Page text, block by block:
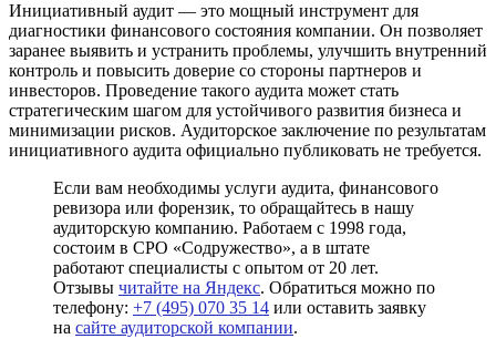
Инициативный аудит — это мощный инструмент для
диагностики финансового состояния компании. Он позволяет
заранее выявить и устранить проблемы, улучшить внутренний
контроль и повысить доверие со стороны партнеров и
инвесторов. Проведение такого аудита может стать
стратегическим шагом для устойчивого развития бизнеса и
минимизации рисков. Аудиторское заключение по результатам
инициативного аудита официально публиковать не требуется.
Если вам необходимы услуги аудита, финансового
ревизора или форензик, то обращайтесь в нашу
аудиторскую компанию. Работаем с 1998 года,
состоим в СРО «Содружество», а в штате
работают специалисты с опытом от 20 лет.
Отзывы читайте на Яндекс. Обратиться можно по
телефону: +7 (495) 070 35 14 или оставить заявку
на сайте аудиторской компании.